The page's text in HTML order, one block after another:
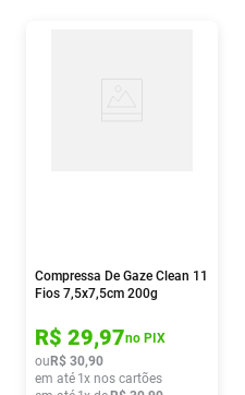
Compressa De Gaze Clean 11
Fios 7,5x7,5cm 200g
R$ 29,97no PIX
ou R$ 30,90
em até 1x nos cartões